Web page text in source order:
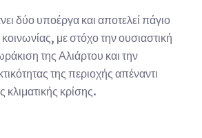
δύο υποέργα και αποτελεί πάγιο
με στόχο την ουσιαστική
της Αλιάρτου και την
της περιοχής απέναντι
κλιματικής κρίσης.